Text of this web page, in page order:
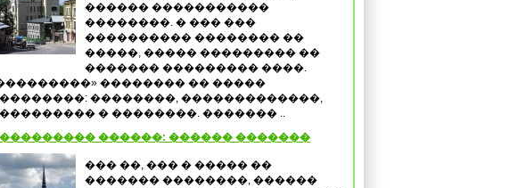
������ �����������
��������. � ��� ���
���������� �������� ��
�����, ����� ��������� ��
������� ��������� ����.
�������� �� �����
��������, �������������,
� ��������. ������� ..
������: ������ �������
��� ��, ��� � ����� ��
������� ��������, ������